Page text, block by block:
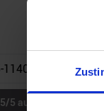
5/5 aus